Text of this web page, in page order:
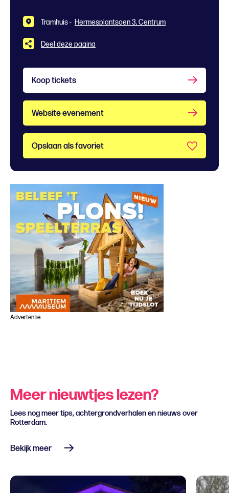
Tramhuis - Hermesplantsoen 3, Centrum
Deel deze pagina
Koop tickets
Website evenement
Opslaan als favoriet
Advertentie
Meer nieuwtjes lezen?
Lees nog meer tips, achtergrondverhalen en nieuws over
Rotterdam.
Bekijk meer